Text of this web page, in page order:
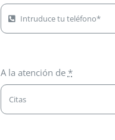
A la atención de *